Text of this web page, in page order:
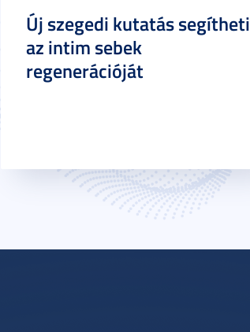
Új szegedi kutatás segítheti
az intim sebek
regenerációját